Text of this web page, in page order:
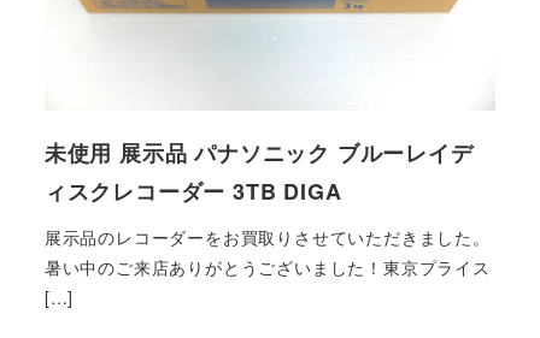
未使用 展示品 パナソニック ブルーレイデ
ィスクレコーダー 3TB DIGA
展示品のレコーダーをお買取りさせていただきました。
暑い中のご来店ありがとうございました！東京プライス
[…]